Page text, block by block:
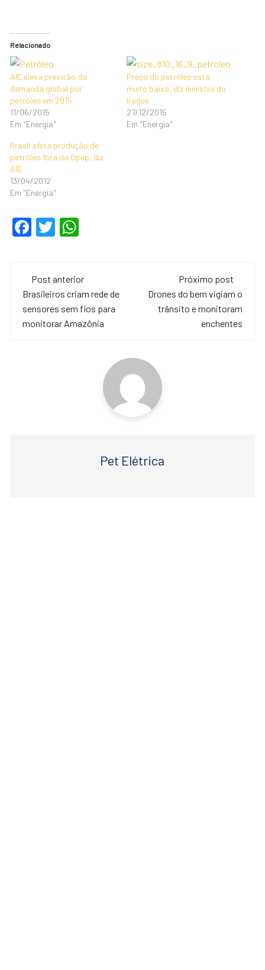
Relacionado
AIE eleva previsão da
demanda global por
petróleo em 2015
11/06/2015
Em "Energia"
Preço do petróleo está
muito baixo, diz ministro do
Iraque
27/12/2015
Em "Energia"
Brasil afeta produção de
petróleo fora da Opep, diz
AIE
13/04/2012
Em "Energia"
F
e
b
o
T
er s
A
p
Navegação
de
post
Post anterior
Brasileiros criam rede de
sensores sem fios para
monitorar Amazônia
Próximo post
Drones do bem vigiam o
trânsito e monitoram
enchentes
Pet Elétrica